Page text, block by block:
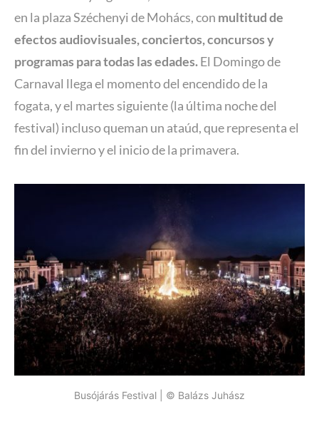
en la plaza Széchenyi de Mohács, con multitud de
efectos audiovisuales, conciertos, concursos y
programas para todas las edades.El Domingo de
Carnaval llega el momento del encendido de la
fogata, y el martes siguiente (la última noche del
festival) incluso queman un ataúd, que representa el
fin del invierno y el inicio de la primavera.
Busójárás Festival | © Balázs Juhász